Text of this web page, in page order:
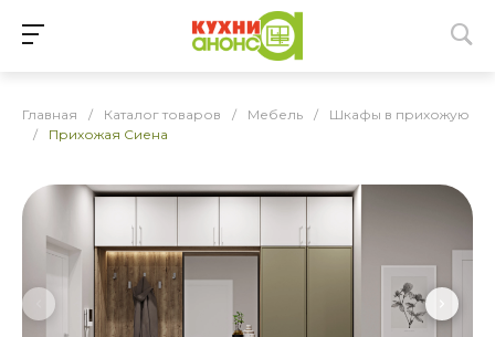
Главная / Каталог товаров / Мебель /
Шкафы в прихожую
/
Прихожая Сиена